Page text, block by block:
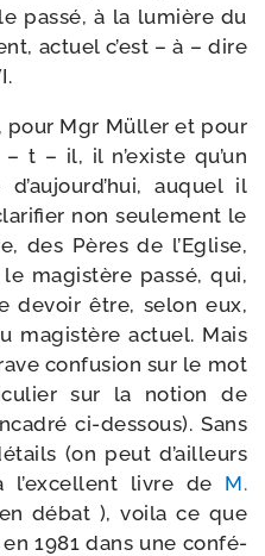
pas­sé, à la lumière du
actuel c’est – à – dire
pour Mgr Müller et pour
t – il, il n’existe qu’un
auquel il
non seule­ment le
des Pères de l’Eglise,
magis­tère pas­sé, qui,
devoir être, selon eux,
magis­tère actuel. Mais
confu­sion sur le mot
sur la notion de
ci-​dessous). Sans
(on peut d’ailleurs
livre de M.
débat ), voi­la ce que
1981 dans une confé­